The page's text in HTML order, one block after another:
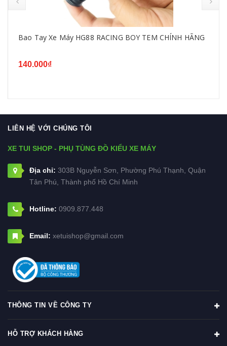
Bao Tay Xe Máy HG88 RACING BOY TEM CHÍNH HÃNG
140.000₫
LIÊN HỆ VỚI CHÚNG TÔI
XE TUI SHOP - PHỤ TÙNG ĐỒ KIỂU XE MÁY
Địa chỉ: 303B Nguyễn Sơn, Phường Phú Thạnh, Quận
Tân Phú, Thành phố Hồ Chí Minh
Hotline: 0909.877.448
Email: xetuishop@gmail.com
THÔNG TIN VỀ CÔNG TY
HỖ TRỢ KHÁCH HÀNG